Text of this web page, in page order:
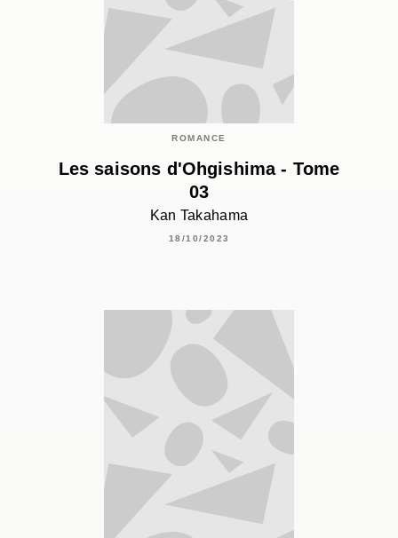
ROMANCE
Les saisons d'Ohgishima - Tome
03
Kan Takahama
18/10/2023